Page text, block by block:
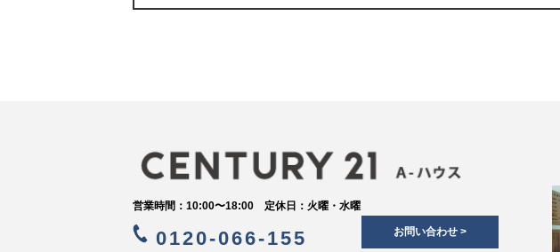
営業時間：10:00〜18:00 定休日：火曜・水曜
0120-066-155 お問い合わせ >